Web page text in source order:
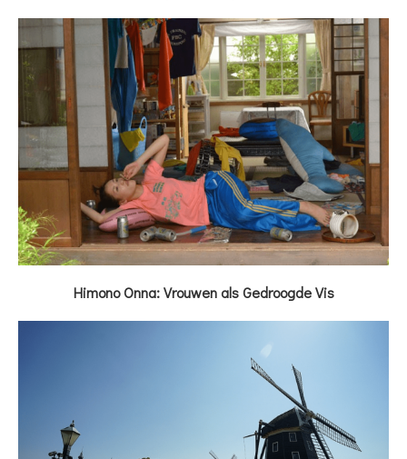
Himono Onna: Vrouwen als Gedroogde Vis